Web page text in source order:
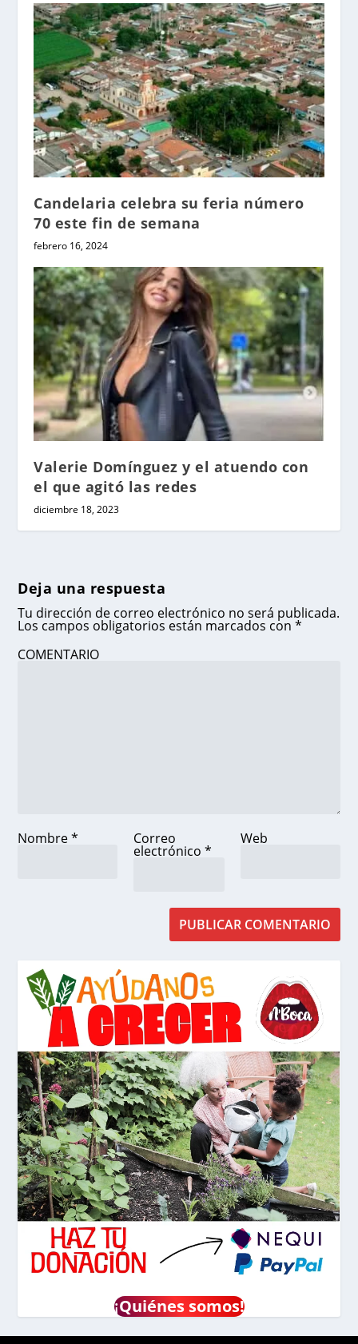
Candelaria celebra su feria número
70 este fin de semana
febrero 16, 2024
Valerie Domínguez y el atuendo con
el que agitó las redes
diciembre 18, 2023
Deja una respuesta
Tu dirección de correo electrónico no será publicada.
Los campos obligatorios están marcados con*
COMENTARIO
Nombre* Correo
electrónico *
Web
¡Quiénes somos!